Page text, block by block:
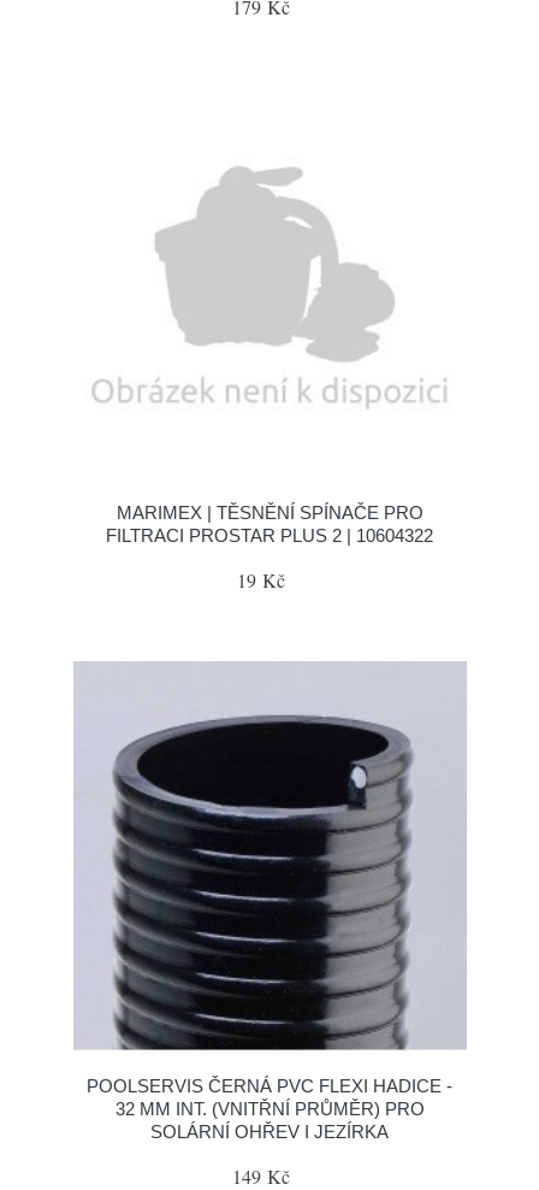
179 Kč
MARIMEX | TĚSNĚNÍ SPÍNAČE PRO
FILTRACI PROSTAR PLUS 2 | 10604322
19 Kč
POOLSERVIS ČERNÁ PVC FLEXI HADICE -
32 MM INT. (VNITŘNÍ PRŮMĚR) PRO
SOLÁRNÍ OHŘEV I JEZÍRKA
149 Kč